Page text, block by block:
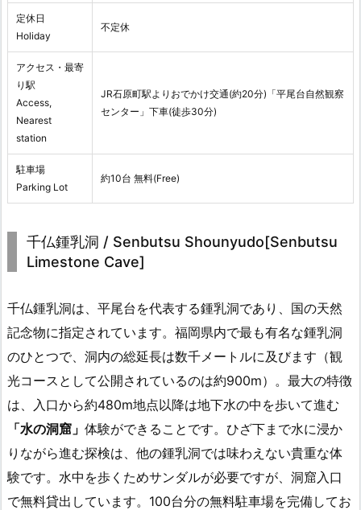
定休日
Holiday
不定休
アクセス・最寄
り駅
Access,
Nearest
station
JR石原町駅よりおでかけ交通(約20分)「平尾台自然観察
センター」下車(徒歩30分)
駐車場
Parking Lot
約10台 無料(Free)
千仏鍾乳洞 / Senbutsu Shounyudo[Senbutsu
Limestone Cave]
千仏鍾乳洞は、平尾台を代表する鍾乳洞であり、国の天然
記念物に指定されています。福岡県内で最も有名な鍾乳洞
のひとつで、洞内の総延長は数千メートルに及びます（観
光コースとして公開されているのは約900m）。最大の特徴
は、入口から約480m地点以降は地下水の中を歩いて進む
「水の洞窟」 体験ができることです。ひざ下まで水に浸か
りながら進む探検は、他の鍾乳洞では味わえない貴重な体
験です。水中を歩くためサンダルが必要ですが、洞窟入口
で無料貸出しています。100台分の無料駐車場を完備してお